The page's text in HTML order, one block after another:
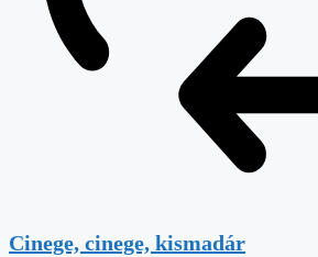
Cinege, cinege, kismadár